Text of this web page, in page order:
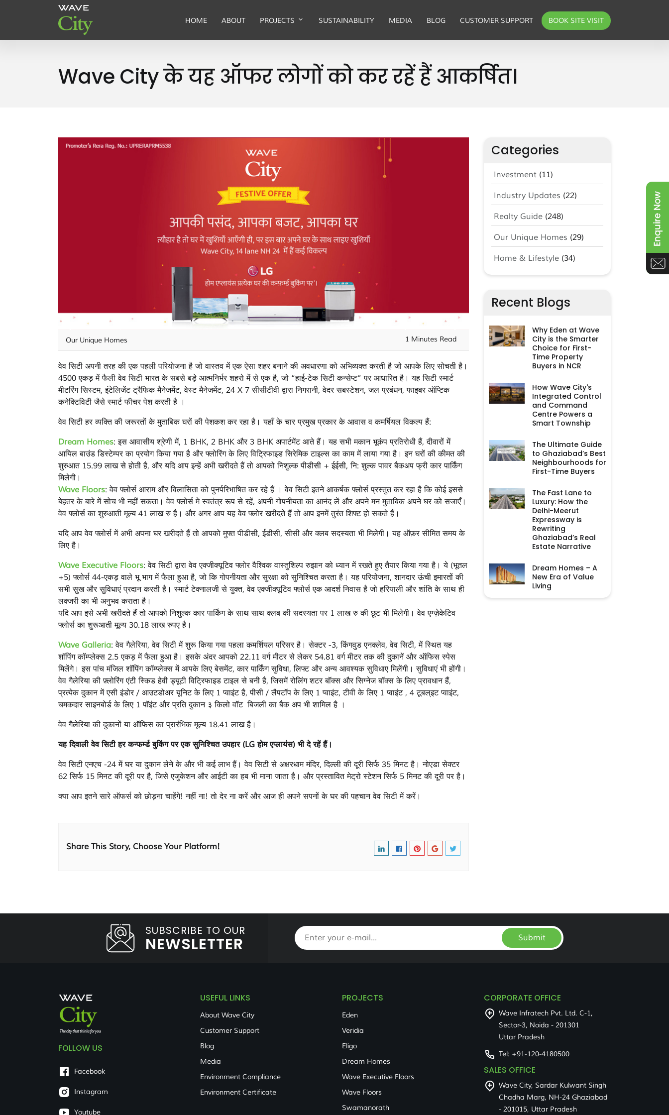
HOME ABOUT PROJECTS SUSTAINABILITY MEDIA BLOG CUSTOMER SUPPORT BOOK SITE VISIT
Wave City के यह ऑफर लोगों को कर रहें हैं आकर्षित।
Our Unique Homes 1 Minutes Read
वेव सिटी अपनी तरह की एक पहली परियोजना है जो वास्तव में एक ऐसा शहर बनाने की अवधारणा को अभिव्यक्त करती है जो आपके लिए सोचती है।
4500 एकड़ में फैली वेव सिटी भारत के सबसे बड़े आत्मनिर्भर शहरो में से एक है, जो “हाई-टेक सिटी कन्सेप्ट” पर आधारित है। यह सिटी स्मार्ट
मीटरिंग सिस्टम, इंटेलिजेंट ट्रैफिक मैनेजमेंट, वेस्ट मैनेजमेंट, 24 X 7 सीसीटीवी द्वारा निगरानी, वेदर सबस्टेशन, जल प्रबंधन, फाइबर ऑप्टिक
कनेक्टिविटी जैसे स्मार्ट फीचर पेश करती है ।
वेव सिटी हर व्यक्ति की जरूरतों के मुताबिक घरों की पेशकश कर रहा है। यहाँ के चार प्रमुख प्रकार के आवास व कमर्षियल विकल्प हैं:
Dream Homes: इस आवासीय श्रेणी में, 1 BHK, 2 BHK और 3 BHK अपार्टमेंट आते हैं। यह सभी मकान भूकंप प्रतिरोधी हैं, दीवारों में
आयिल बाउंड डिस्टेम्पर का प्रयोग किया गया है और फ्लोरिंग के लिए विट्रिफाइड सिरेमिक टाइल्स का काम में लाया गया है। इन घरों की कीमत की
शुरुआत 15.99 लाख से होती है, और यदि आप इन्हें अभी खरीदते हैं तो आपको निशुल्क पीडीसी + ईईसी, नि: शुल्क पावर बैकअप फ्री कार पार्किंग
मिलेगी।
Wave Floors: वेव फ्लोर्स आराम और विलासिता को पुनर्परिभाषित कर रहे हैं । वेव सिटी इतने आकर्षक फ्लोर्स प्रस्तुत कर रहा है कि कोई इससे
बेहतर के बारे में सोच भी नहीं सकता। वेव फ्लोर्स मे स्वतंत्र रूप से रहें, अपनी गोपनीयता का आनंद लें और अपने मन मुताबिक अपने घर को सजाएँ।
वेव फ्लोर्स का शुरुआती मूल्य 41 लाख रु है। और अगर आप यह वेव फ्लोर खरीदते हैं तो आप इनमें तुरंत शिफ्ट हो सकते हैं।
यदि आप वेव फ्लोर्स में अभी अपना घर खरीदते हैं तो आपको मुफ्त पीडीसी, ईडीसी, सीसी और क्लब सदस्यता भी मिलेगी। यह ऑफ़र सीमित समय के
लिए है।
Wave Executive Floors: वेव सिटी द्वारा वेव एक्जीक्यूटिव फ्लोर वैश्विक वास्तुशिल्प रुझान को ध्यान में रखते हुए तैयार किया गया है। ये (भूतल
+5) फ्लोर्स 44-एकड़ वाले भू भाग में फैला हुआ है, जो कि गोपनीयता और सुरक्षा को सुनिश्चित करता है। यह परियोजना, शानदार ऊंची इमारतों की
सभी सुख और सुविधाएं प्रदान करती है। स्मार्ट टेक्नालजी से युक्त, वेव एक्जीक्यूटिव फ्लोर्स एक आदर्श निवास है जो हरियाली और शांति के साथ ही
लक्जरी का भी अनुभव कराता है।
यदि आप इसे अभी खरीदते हैं तो आपको निशुल्क कार पार्किंग के साथ साथ क्लब की सदस्यता पर 1 लाख रु की छूट भी मिलेगी। वेव एग्ज़ेकेटिव
फ्लोर्स का शुरूआती मूल्य 30.18 लाख रुपए है।
Wave Galleria: वेव गैलेरिया, वेव सिटी में शुरू किया गया पहला कमर्शियल परिसर है। सेक्टर -3, किंगवुड एनक्लेव, वेव सिटी, में स्थित यह
शॉपिंग कॉम्प्लेक्स 2.5 एकड़ में फैला हुआ है। इसके अंदर आपको 22.11 वर्ग मीटर से लेकर 54.81 वर्ग मीटर तक की दुकानें और ऑफिस स्पेस
मिलेंगे। इस पांच मंजिल शॉपिंग कॉम्प्लेक्स में आपके लिए बेसमेंट, कार पार्किंग सुविधा, लिफ्ट और अन्य आवश्यक सुविधाए मिलेंगी। सुविधाएं भी होंगी।
वेव गैलेरिया की फ़्लोरिंग एंटी स्किड हेवी ड्यूटी विट्रिफाइड टाइल से बनी है, जिसमें रोलिंग शटर बॉक्स और सिग्नेज बॉक्स के लिए प्रावधान हैं,
प्रत्येक दुकान में एसी इंडोर / आउटडोअर यूनिट के लिए 1 प्वाइंट है, पीसी / लैपटॉप के लिए 1 प्वाइंट, टीवी के लिए 1 प्वाइंट , 4 टूबल्इट प्वाइंट,
चमकदार साइनबोर्ड के लिए 1 पॉइंट और प्रति दुकान ३ किलो वॉट बिजली का बैक अप भी शामिल है ।
वेव गैलेरिया की दुकानों या ऑफिस का प्रारंभिक मूल्य 18.41 लाख है।
यह दिवाली वेव सिटी हर कन्फर्म्ड बुकिंग पर एक सुनिश्चित उपहार (LG होम एप्लायंस) भी दे रहें हैं।
वेव सिटी एनएच -24 में घर या दुकान लेने के और भी कई लाभ हैं। वेव सिटी से अक्षरधाम मंदिर, दिल्ली की दूरी सिर्फ 35 मिनट है। नोएडा सेक्टर
62 सिर्फ 15 मिनट की दूरी पर है, जिसे एजुकेशन और आईटी का हब भी माना जाता है। और प्रस्तावित मेट्रो स्टेशन सिर्फ 5 मिनट की दूरी पर है।
क्या आप इतने सारे ऑफर्स को छोड़ना चाहेंगे! नहीं ना! तो देर ना करें और आज ही अपने सपनों के घर की पहचान वेव सिटी में करें।
Share This Story, Choose Your Platform!
Categories
Investment (11)
Industry Updates (22)
Realty Guide (248)
Our Unique Homes (29)
Home & Lifestyle (34)
Recent Blogs
Why Eden at Wave
City is the Smarter
Choice for First-
Time Property
Buyers in NCR
How Wave City's
Integrated Control
and Command
Centre Powers a
Smart Township
The Ultimate Guide
to Ghaziabad’s Best
Neighbourhoods for
First-Time Buyers
The Fast Lane to
Luxury: How the
Delhi-Meerut
Expressway is
Rewriting
Ghaziabad’s Real
Estate Narrative
Dream Homes – A
New Era of Value
Living
SUBSCRIBE TO OUR
NEWSLETTER Submit
FOLLOW US
Facebook
Instagram
Youtube
USEFUL LINKS
About Wave City
Customer Support
Blog
Media
Environment Compliance
Environment Certificate
PROJECTS
Eden
Veridia
Eligo
Dream Homes
Wave Executive Floors
Wave Floors
Swamanorath
CORPORATE OFFICE
Wave Infratech Pvt. Ltd. C-1,
Sector-3, Noida - 201301
Uttar Pradesh
Tel: +91-120-4180500
SALES OFFICE
Wave City, Sardar Kulwant Singh
Chadha Marg, NH-24 Ghaziabad
- 201015, Uttar Pradesh